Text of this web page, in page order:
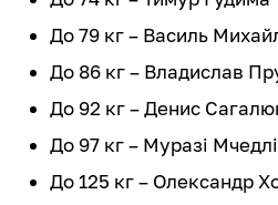
До 79 кг – Василь
До 86 кг – Владислав
До 92 кг – Денис
До 97 кг – Муразі
До 125 кг – Олександр